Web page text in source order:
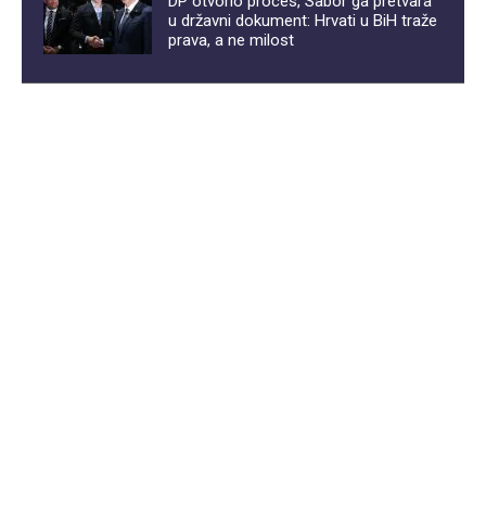
u državni dokument: Hrvati u BiH traže
prava, a ne milost